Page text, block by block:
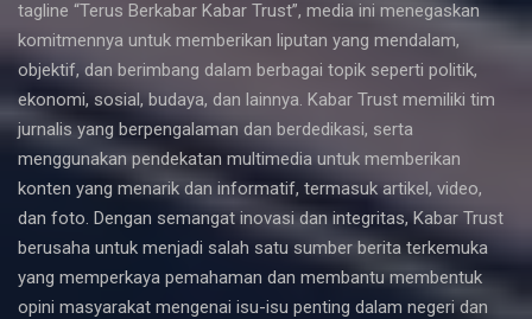
tagline “Terus Berkabar Kabar Trust”, media ini menegaskan
komitmennya untuk memberikan liputan yang mendalam,
objektif, dan berimbang dalam berbagai topik seperti politik,
ekonomi, sosial, budaya, dan lainnya. Kabar Trust memiliki tim
jurnalis yang berpengalaman dan berdedikasi, serta
menggunakan pendekatan multimedia untuk memberikan
konten yang menarik dan informatif, termasuk artikel, video,
dan foto. Dengan semangat inovasi dan integritas, Kabar Trust
berusaha untuk menjadi salah satu sumber berita terkemuka
yang memperkaya pemahaman dan membantu membentuk
opini masyarakat mengenai isu-isu penting dalam negeri dan